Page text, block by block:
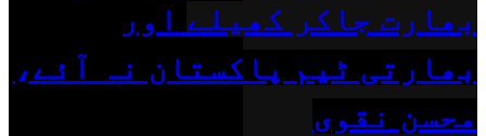
بھارت جاکر کھیلے اور
بھارتی ٹیم پاکستان نہ آئے،
محسن نقوی